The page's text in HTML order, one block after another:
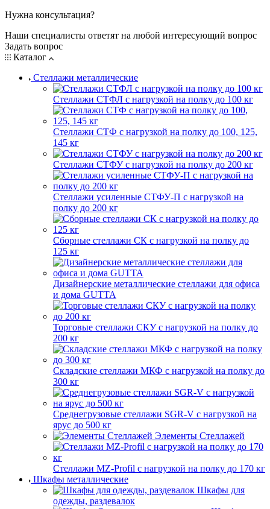
Нужна консультация?
Наши специалисты ответят на любой интересующий вопрос
Задать вопрос
Каталог
Стеллажи металлические
Стеллажи СТФЛ с нагрузкой на полку до 100 кг
Стеллажи СТФ с нагрузкой на полку до 100, 125,
145 кг
Стеллажи СТФУ с нагрузкой на полку до 200 кг
Стеллажи усиленные СТФУ-П с нагрузкой на
полку до 200 кг
Сборные стеллажи СК с нагрузкой на полку до
125 кг
Дизайнерские металлические стеллажи для офиса
и дома GUTTA
Торговые стеллажи СКУ с нагрузкой на полку до
200 кг
Складские стеллажи МКФ с нагрузкой на полку до
300 кг
Среднегрузовые стеллажи SGR-V с нагрузкой на
ярус до 500 кг
Элементы Стеллажей
Стеллажи MZ-Profil с нагрузкой на полку до 170 кг
Шкафы металлические
Шкафы для
одежды, раздевалок